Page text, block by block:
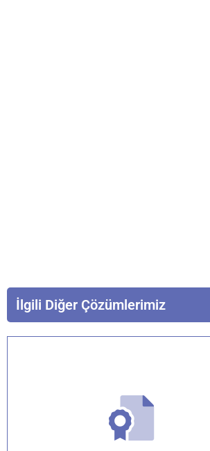
İlgili Diğer Çözümlerimiz